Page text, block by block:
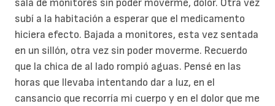
subí a la habitación a esperar que el medicamento
hiciera efecto. Bajada a monitores, esta vez sentada
en un sillón, otra vez sin poder moverme. Recuerdo
que la chica de al lado rompió aguas. Pensé en las
horas que llevaba intentando dar a luz, en el
cansancio que recorría mi cuerpo y en el dolor que me